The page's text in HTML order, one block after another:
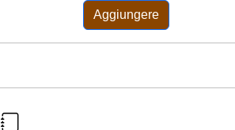
Aggiungere